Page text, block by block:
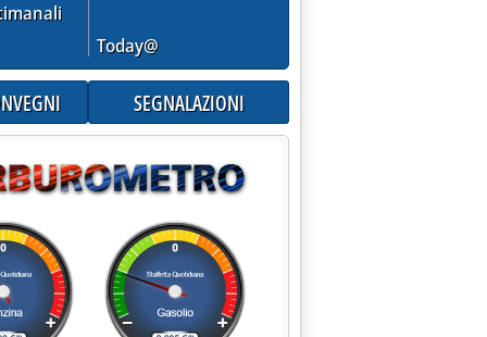
Today@
SEGNALAZIONI